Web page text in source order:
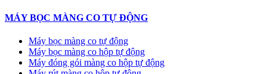
MÁY BỌC MÀNG CO TỰ ĐỘNG
Máy bọc màng co tự động
Máy bọc màng co hộp tự động
Máy đóng gói màng co hộp tự động